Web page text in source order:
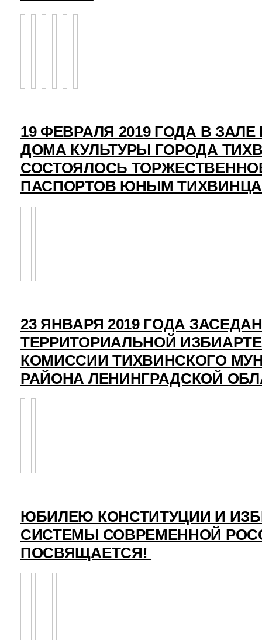
19 ФЕВРАЛЯ 2019 ГОДА В
ДОМА КУЛЬТУРЫ ГОРОДА
СОСТОЯЛОСЬ
ПАСПОРТОВ ЮНЫМ
23 ЯНВАРЯ 2019 ГОДА
ТЕРРИТОРИАЛЬНОЙ
КОМИССИИ ТИХВИНСКОГО
РАЙОНА ЛЕНИНГРАДСКОЙ
ЮБИЛЕЮ КОНСТИТУЦИИ И
СИСТЕМЫ СОВРЕМЕННОЙ
ПОСВЯЩАЕТСЯ!